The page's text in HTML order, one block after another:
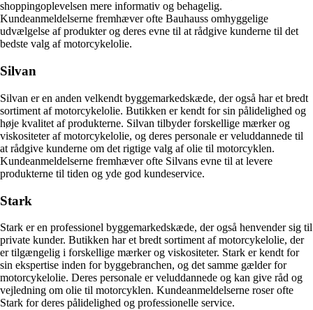
shoppingoplevelsen mere informativ og behagelig.
Kundeanmeldelserne fremhæver ofte Bauhauss omhyggelige
udvælgelse af produkter og deres evne til at rådgive kunderne til det
bedste valg af motorcykelolie.
Silvan
Silvan er en anden velkendt byggemarkedskæde, der også har et bredt
sortiment af motorcykelolie. Butikken er kendt for sin pålidelighed og
høje kvalitet af produkterne. Silvan tilbyder forskellige mærker og
viskositeter af motorcykelolie, og deres personale er veluddannede til
at rådgive kunderne om det rigtige valg af olie til motorcyklen.
Kundeanmeldelserne fremhæver ofte Silvans evne til at levere
produkterne til tiden og yde god kundeservice.
Stark
Stark er en professionel byggemarkedskæde, der også henvender sig til
private kunder. Butikken har et bredt sortiment af motorcykelolie, der
er tilgængelig i forskellige mærker og viskositeter. Stark er kendt for
sin ekspertise inden for byggebranchen, og det samme gælder for
motorcykelolie. Deres personale er veluddannede og kan give råd og
vejledning om olie til motorcyklen. Kundeanmeldelserne roser ofte
Stark for deres pålidelighed og professionelle service.